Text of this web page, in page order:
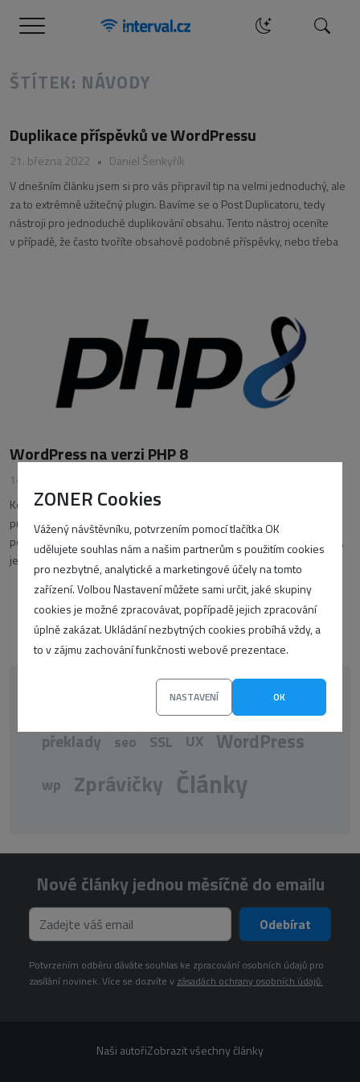
ZONER Cookies
Vážený návštěvníku, potvrzením pomocí tlačítka OK
udělujete souhlas nám a našim partnerům s použitím cookies
pro nezbytné, analytické a marketingové účely na tomto
zařízení. Volbou Nastavení můžete sami určit, jaké skupiny
cookies je možné zpracovávat, popřípadě jejich zpracování
úplně zakázat. Ukládání nezbytných cookies probíhá vždy, a
to v zájmu zachování funkčnosti webové prezentace.
NASTAVENÍ OK
Menu Hledat
ŠTÍTEK: NÁVODY
Duplikace příspěvků ve WordPressu
21. března 2022 • Daniel Šenkyřík
V dnešním článku jsem si pro vás připravil tip na velmi jednoduchý, ale
za to extrémně užitečný plugin. Bavíme se o Post Duplicatoru, tedy
nástroji pro jednoduché duplikování obsahu. Tento nástroj oceníte
v případě, že často tvoříte obsahově podobné příspěvky, nebo třeba
WordPress na verzi PHP 8
14. prosince 2020
Koncem listopadu vyšla první stabilní verze PHP 8.0.0 určená i pro
produkční prostředí. Vzhledem k tomu, že PHP ve verzi 7.3 přišlo o
podporu před pár dny a verze 7.4 o ni přijde v listopadu příštího roku,
je ideální popřemýšlet nad aktualizací
korektor oop-php
překlady seo SSL UX WordPress
wp Zprávičky Články
Nové články jednou měsíčně do emailu
Odebírat
Potvrzením odběru dáváte souhlas ke zpracování osobních údajů pro
zasílání novinek. Více se dozvíte v zásadách ochrany osobních údajů.
Naši autořiZobrazit všechny články